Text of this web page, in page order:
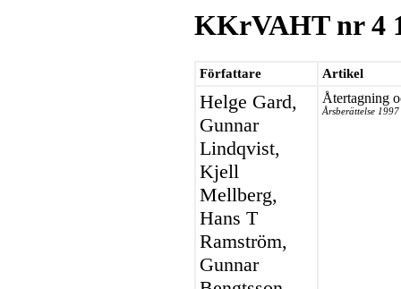
KKrVAHT nr 4
Författare Artikel
Helge Gard,
Gunnar
Lindqvist,
Kjell
Mellberg,
Hans T
Ramström,
Gunnar
Återtagning
Årsberättelse